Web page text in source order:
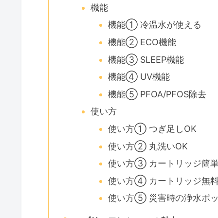
機能
機能① 冷温水が使える
機能② ECO機能
機能③ SLEEP機能
機能④ UV機能
機能⑤ PFOA/PFOS除去
使い方
使い方① つぎ足しOK
使い方② 丸洗いOK
使い方③ カートリッジ簡
使い方④ カートリッジ無
使い方⑤ 災害時の浄水ポ